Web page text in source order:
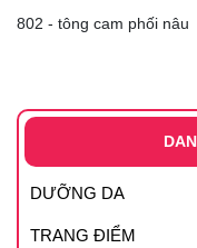
802 - tông cam phối nâu
DƯỠNG DA
TRANG ĐIỂM